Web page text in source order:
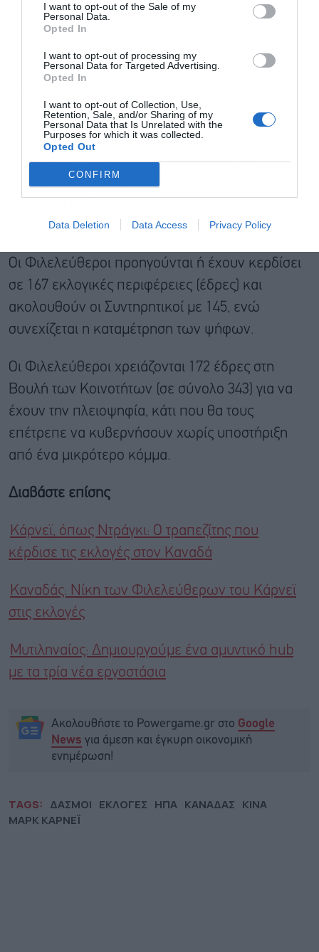
I want to opt-out of the Sale of my
Personal Data.
Opted In
I want to opt-out of processing my
Personal Data for Targeted Advertising.
Opted In
I want to opt-out of Collection, Use,
Retention, Sale, and/or Sharing of my
Personal Data that Is Unrelated with the
Purposes for which it was collected.
Opted Out
CONFIRM
Data Deletion Data Access Privacy Policy
απευθυνόμενος σε οπαδούς του που είχαν
συγκεντρωθεί στην Οτάβα για την εκλογική
βραδιά.
Μαρκ Κάρνεϊ διατήρησαν την εξουσία στις
χθεσινές εκλογές, όμως φαίνεται ότι δεν θα
μπορέσουν να σχηματίσουν κυβέρνηση
πλειοψηφίας, κάτι που ήθελε ο Κάρνεϊ ώστε να
δασμούς με τον Αμερικανό πρόεδρο Τραμπ.
Οι Φιλελεύθεροι προηγούνται ή έχουν κερδίσει
σε 167 εκλογικές περιφέρειες (έδρες) και
ακολουθούν οι Συντηρητικοί με 145, ενώ
συνεχίζεται η καταμέτρηση των ψήφων.
Οι Φιλελεύθεροι χρειάζονται 172 έδρες στη
Βουλή των Κοινοτήτων (σε σύνολο 343) για να
έχουν την πλειοψηφία, κάτι που θα τους
επέτρεπε να κυβερνήσουν χωρίς υποστήριξη
από ένα μικρότερο κόμμα.
Διαβάστε επίσης
Κάρνεϊ, όπως Ντράγκι: Ο τραπεζίτης που
κέρδισε τις εκλογές στον Καναδά
Καναδάς: Νίκη των Φιλελεύθερων του Κάρνεϊ
στις εκλογές
Μυτιληναίος: Δημιουργούμε ένα αμυντικό hub
με τα τρία νέα εργοστάσια
Ακολουθήστε το Powergame.gr στο Google
News για άμεση και έγκυρη οικονομική
ενημέρωση!
TAGS: ΔΑΣΜΟΙ ΕΚΛΟΓΕΣ ΗΠΑ ΚΑΝΑΔΑΣ ΚΙΝΑ
ΜΑΡΚ ΚΑΡΝΕΪ
και την πολιτική απορρήτου